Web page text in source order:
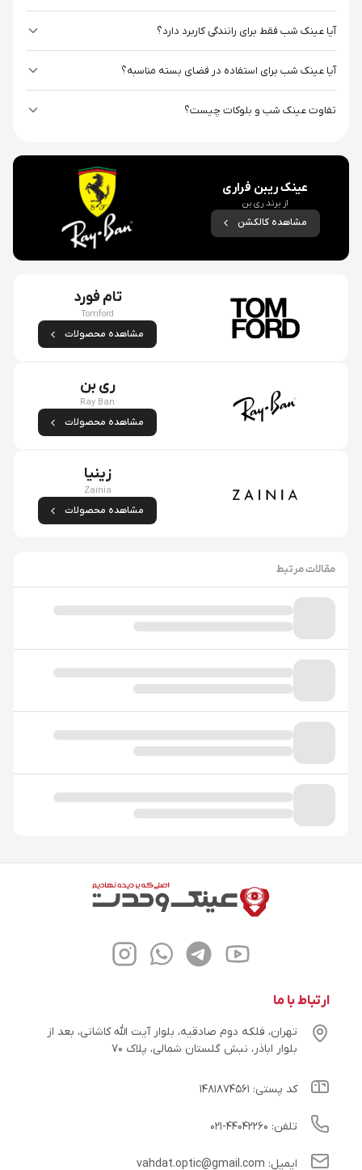
آیا عینک شب فقط برای رانندگی کاربرد دارد؟
آیا عینک شب برای استفاده در فضای بسته مناسبه؟
تفاوت عینک شب و بلوکات چیست؟
عینک ریبن فراری
از برندری بن
مشاهده کالکشن
تام فورد
Tomford
مشاهده محصولات
ری بن
Ray Ban
مشاهده محصولات
زینیا
Zainia
مشاهده محصولات
مقالات مرتبط
ارتباط با ما
تهران، فلکه دوم صادقیه، بلوار آیت الله کاشانی، بعد از
بلوار اباذر، نبش گلستان شمالی، پلاک ۷۰
کد پستی: ۱۴۸۱۸۷۴۵۶۱
تلفن: ۴۴۰۴۲۲۶۰-۰۲۱
ایمیل: vahdat.optic@gmail.com